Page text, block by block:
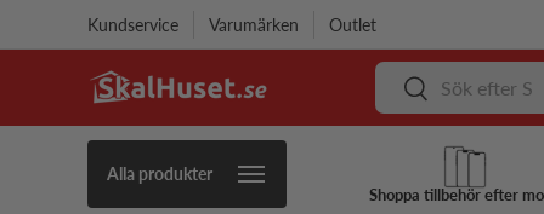
Kundservice Varumärken Outlet
Sök Sök
Alla produkter
Shoppa tillbehör efter